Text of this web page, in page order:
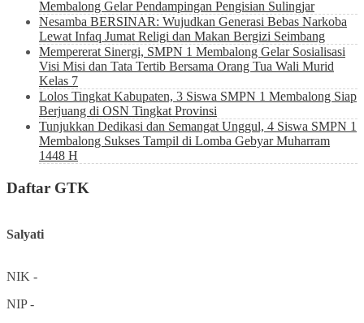
Membalong Gelar Pendampingan Pengisian Sulingjar
Nesamba BERSINAR: Wujudkan Generasi Bebas Narkoba
Lewat Infaq Jumat Religi dan Makan Bergizi Seimbang
Mempererat Sinergi, SMPN 1 Membalong Gelar Sosialisasi
Visi Misi dan Tata Tertib Bersama Orang Tua Wali Murid
Kelas 7
Lolos Tingkat Kabupaten, 3 Siswa SMPN 1 Membalong Siap
Berjuang di OSN Tingkat Provinsi
Tunjukkan Dedikasi dan Semangat Unggul, 4 Siswa SMPN 1
Membalong Sukses Tampil di Lomba Gebyar Muharram
1448 H
Daftar GTK
Salyati
NIK -
NIP-